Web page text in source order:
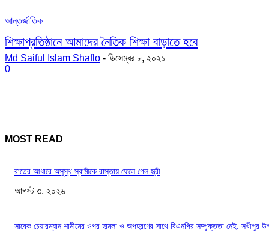
আন্তর্জাতিক
শিক্ষাপ্রতিষ্ঠানে আমাদের নৈতিক শিক্ষা বাড়াতে হবে
Md Saiful Islam Shaflo - ডিসেম্বর ৮, ২০২১
0
MOST READ
রাতের আধারে অসুস্থ স্বামীকে রাস্তায় ফেলে গেল স্ত্রী
আগস্ট ৩, ২০২৬
সাবেক চেয়ারম্যান শামীমের ওপর হামলা ও অপহরণের সাথে বিএনপির সম্পৃক্ততা নেই: সখীপুর